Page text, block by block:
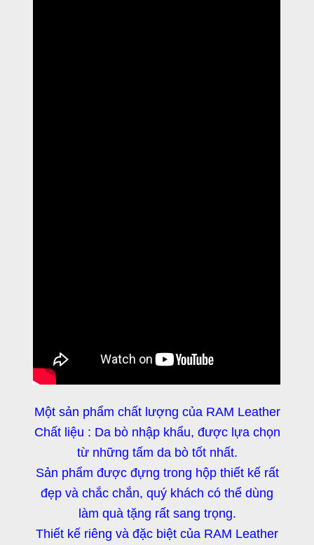
Một sản phẩm chất lượng của RAM Leather
Chất liệu : Da bò nhập khẩu, được lựa chọn
từ những tấm da bò tốt nhất.
Sản phẩm được đựng trong hộp thiết kế rất
đẹp và chắc chắn, quý khách có thể dùng
làm quà tặng rất sang trọng.
Thiết kế riêng và đặc biệt của RAM Leather